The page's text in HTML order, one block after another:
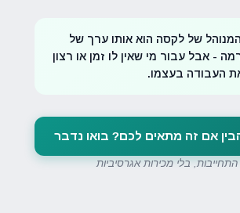
של לקסה הוא אותו ערך של
- אבל עבור מי שאין לו זמן או רצון
העבודה בעצמו.
אם זה מתאים לכם? בואו נדבר
התחייבות, בלי מכירות אגרסיביות